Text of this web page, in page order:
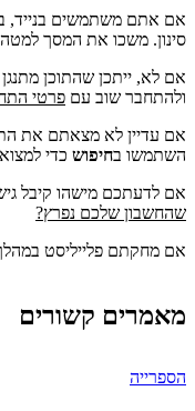
אם אתם משתמשים בנייד,
סינון. משכו את המסך
אם לא, ייתכן שהתוכן
ולהתחבר שוב עם פרטי
אם עדיין לא מצאתם את
השתמשו בחיפוש כדי
אם לדעתכם מישהו קיבל
שהחשבון שלכם נפרץ?
אם מחקתם פלייליסט במהלך 90 הימים האחרונים,
מאמרים קשורים
הספרייה